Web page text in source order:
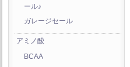
ール♪
ガレージセール
アミノ酸
BCAA